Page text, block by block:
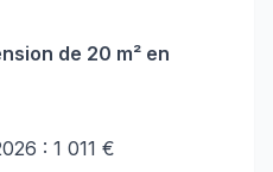
de 20 m² en
: 1 011 €